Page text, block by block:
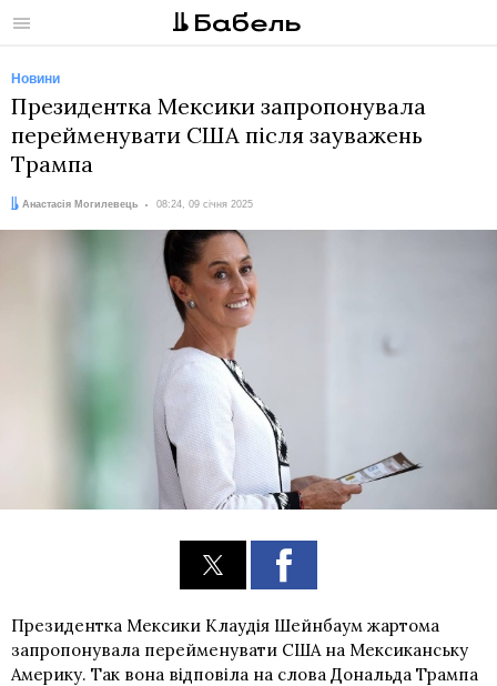
Меню
Новини
Президентка Мексики запропонувала
перейменувати США після зауважень
Трампа
Автор:
Анастасія Могилевець
Дата: 08:24, 09 січня 2025
Президентка Мексики Клаудія Шейнбаум жартома
запропонувала перейменувати США на Мексиканську
Америку. Так вона відповіла на слова Дональда Трампа